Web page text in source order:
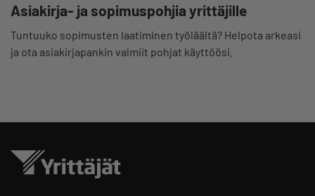
Asiakirja- ja sopimuspohjia yrittäjille
Tuntuuko sopimusten laatiminen työläältä? Helpota arkeasi
ja ota asiakirjapankin valmiit pohjat käyttöösi.